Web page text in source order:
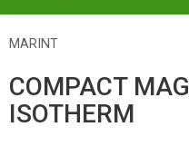
MARINT
COMPACT
ISOTHERM